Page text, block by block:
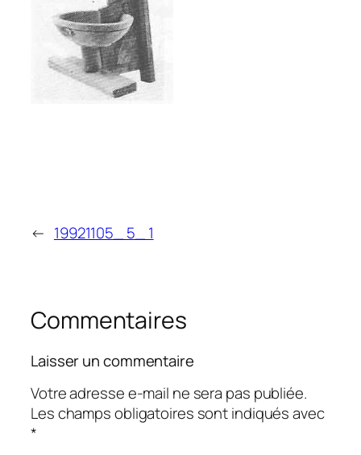
← 19921105_ 5_ 1
Commentaires
Laisser un commentaire
Votre adresse e-mail ne sera pas publiée.
Les champs obligatoires sont indiqués avec
*